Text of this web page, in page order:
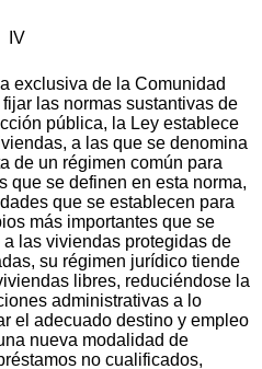
IV
exclusiva de la Comunidad
las normas sustantivas de
pública, la Ley establece
a las que se denomina
de un régimen común para
que se definen en esta norma,
que se establecen para
más importantes que se
las viviendas protegidas de
su régimen jurídico tiende
libres, reduciéndose la
administrativas a lo
el adecuado destino y empleo
nueva modalidad de
no cualificados,